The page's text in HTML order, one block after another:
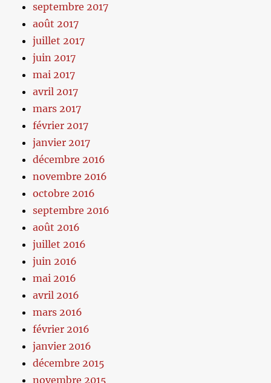
septembre 2017
août 2017
juillet 2017
juin 2017
mai 2017
avril 2017
mars 2017
février 2017
janvier 2017
décembre 2016
novembre 2016
octobre 2016
septembre 2016
août 2016
juillet 2016
juin 2016
mai 2016
avril 2016
mars 2016
février 2016
janvier 2016
décembre 2015
novembre 2015